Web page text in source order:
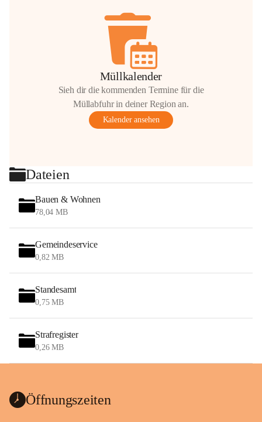
Müllkalender
Sieh dir die kommenden Termine für die
Müllabfuhr in deiner Region an.
Kalender ansehen
Dateien
Bauen & Wohnen
78,04 MB
Gemeindeservice
0,82 MB
Standesamt
0,75 MB
Strafregister
0,26 MB
Öffnungszeiten